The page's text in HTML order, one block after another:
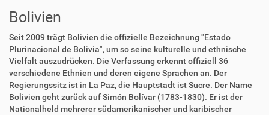
Bolivien
Seit 2009 trägt Bolivien die offizielle Bezeichnung "Estado
Plurinacional de Bolivia", um so seine kulturelle und ethnische
Vielfalt auszudrücken. Die Verfassung erkennt offiziell 36
verschiedene Ethnien und deren eigene Sprachen an. Der
Regierungssitz ist in La Paz, die Hauptstadt ist Sucre. Der Name
Bolivien geht zurück auf Simón Bolívar (1783-1830). Er ist der
Nationalheld mehrerer südamerikanischer und karibischer